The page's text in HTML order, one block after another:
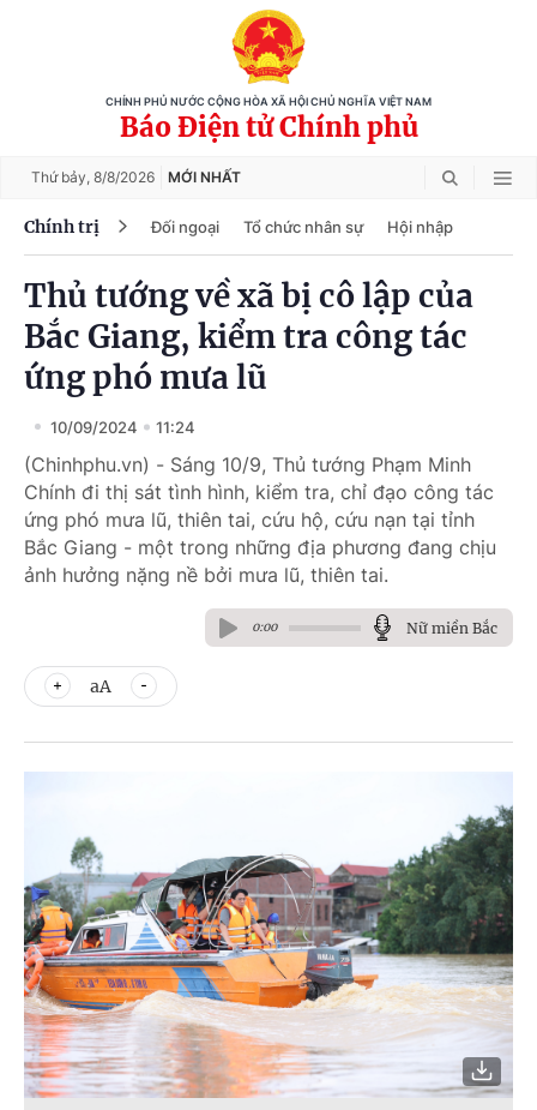
CHÍNH PHỦ NƯỚC CỘNG HÒA XÃ HỘI CHỦ NGHĨA VIỆT NAM
Báo Điện tử Chính phủ
Thứ bảy, 8/8/2026 MỚI NHẤT
Chính trị Đối ngoại Tổ chức nhân sự Hội nhập
Thủ tướng về xã bị cô lập của
Bắc Giang, kiểm tra công tác
ứng phó mưa lũ
10/09/2024 11:24
(Chinhphu.vn) - Sáng 10/9, Thủ tướng Phạm Minh
Chính đi thị sát tình hình, kiểm tra, chỉ đạo công tác
ứng phó mưa lũ, thiên tai, cứu hộ, cứu nạn tại tỉnh
Bắc Giang - một trong những địa phương đang chịu
ảnh hưởng nặng nề bởi mưa lũ, thiên tai.
0:00 Nữ miền Bắc
aA